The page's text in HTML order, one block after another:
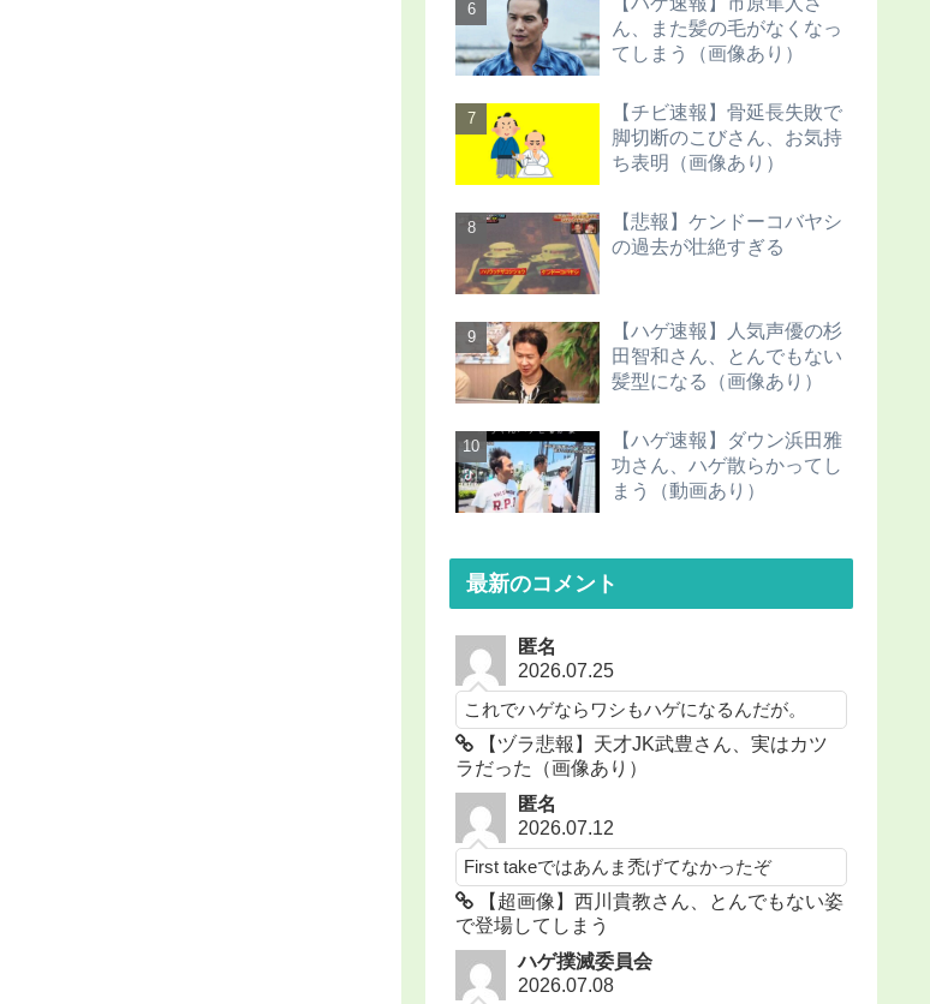
ん、また髪の毛がなくなっ
てしまう（画像あり）
【チビ速報】骨延長失敗で
脚切断のこびさん、お気持
ち表明（画像あり）
【悲報】ケンドーコバヤシ
の過去が壮絶すぎる
【ハゲ速報】人気声優の杉
田智和さん、とんでもない
髪型になる（画像あり）
【ハゲ速報】ダウン浜田雅
功さん、ハゲ散らかってし
まう（動画あり）
最新のコメント
匿名
2026.07.25
これでハゲならワシもハゲになるんだが。
【ヅラ悲報】天才JK武豊さん、実はカツ
ラだった（画像あり）
匿名
2026.07.12
First takeではあんま禿げてなかったぞ
【超画像】西川貴教さん、とんでもない姿
で登場してしまう
ハゲ撲滅委員会
2026.07.08